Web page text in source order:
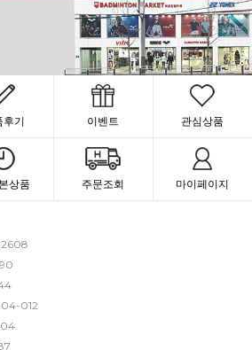
후기 이벤트 관심상품
상품 주문조회 마이페이지
012